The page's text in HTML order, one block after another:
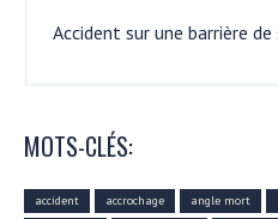
Accident sur une barrière
MOTS-CLÉS:
accident accrochage angle mort